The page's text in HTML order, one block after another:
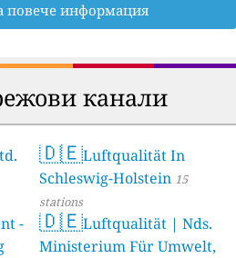
повече информация
канали
-
🇩🇪Luftqualität In
Schleswig-Holstein 15
stations
🇩🇪Luftqualität | Nds.
Ministerium Für Umwelt,